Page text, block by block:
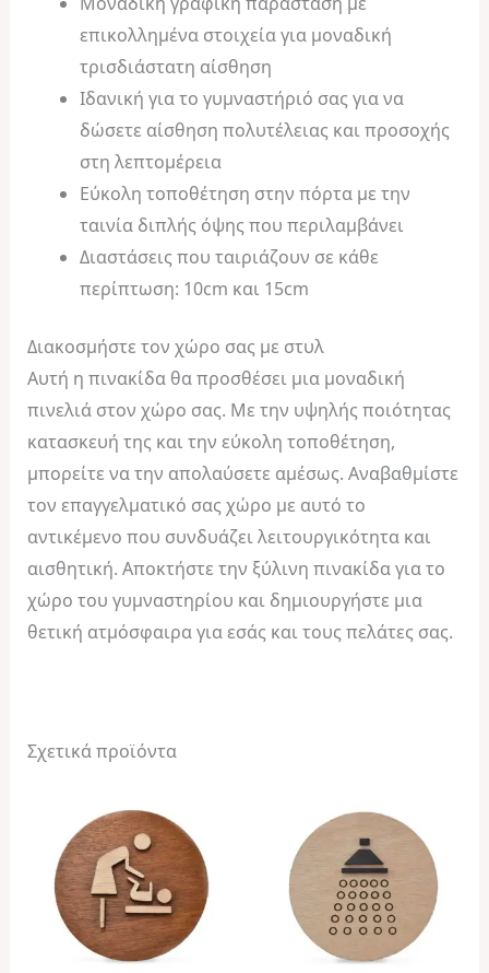
επικολλημένα στοιχεία για μοναδική
τρισδιάστατη αίσθηση
Ιδανική για το γυμναστήριό σας για να
δώσετε αίσθηση πολυτέλειας και προσοχής
στη λεπτομέρεια
Εύκολη τοποθέτηση στην πόρτα με την
ταινία διπλής όψης που περιλαμβάνει
Διαστάσεις που ταιριάζουν σε κάθε
περίπτωση: 10cm και 15cm
Διακοσμήστε τον χώρο σας με στυλ
Αυτή η πινακίδα θα προσθέσει μια μοναδική
πινελιά στον χώρο σας. Με την υψηλής ποιότητας
κατασκευή της και την εύκολη τοποθέτηση,
μπορείτε να την απολαύσετε αμέσως. Αναβαθμίστε
τον επαγγελματικό σας χώρο με αυτό το
αντικέμενο που συνδυάζει λειτουργικότητα και
αισθητική. Αποκτήστε την ξύλινη πινακίδα για το
χώρο του γυμναστηρίου και δημιουργήστε μια
θετική ατμόσφαιρα για εσάς και τους πελάτες σας.
Σχετικά προϊόντα